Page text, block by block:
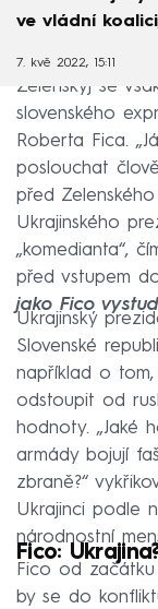
ve vládní
7. kvě 2022, 15:11
Zelenskyj se
slovenského
Roberta Fica.
poslouchat
před
Ukrajinského
„komedianta“,
před vstupem
jako Fico
Ukrajinský
Slovenské
například o
odstoupit od
hodnoty. „Jaké
armády bojují
zbraně?“
Ukrajinci podle
národnostní
Fico:
Fico od začátku
by se do